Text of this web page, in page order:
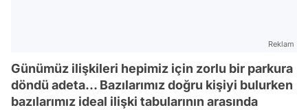
Reklam
Günümüz ilişkileri hepimiz için zorlu bir parkura
döndü adeta... Bazılarımız doğru kişiyi bulurken
bazılarımız ideal ilişki tabularının arasında